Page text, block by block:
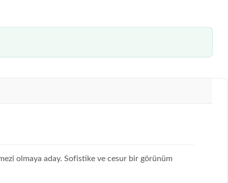
olmaya aday. Sofistike ve cesur bir görünüm